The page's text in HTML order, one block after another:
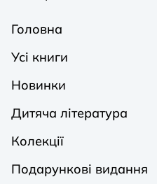
Головна
Усі книги
Новинки
Дитяча література
Колекції
Подарункові видання